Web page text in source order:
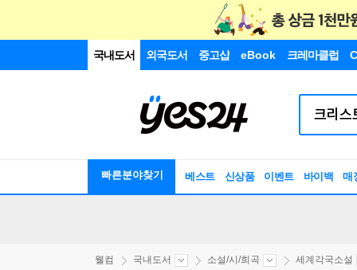
국내도서 외국도서 중고샵 eBook 크레마클럽
빠른분야찾기 베스트 신상품 이벤트 바이백 매
웰컴 국내도서 소설/시/희곡 세계각국소설